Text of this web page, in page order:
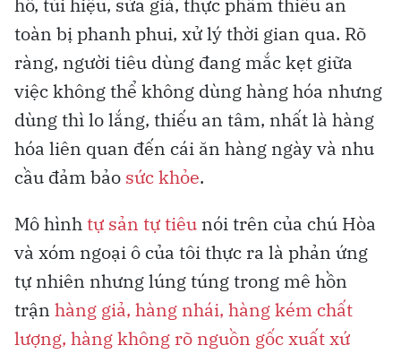
hồ, túi hiệu, sửa giả, thực phẩm thiếu an
toàn bị phanh phui, xử lý thời gian qua. Rõ
ràng, người tiêu dùng đang mắc kẹt giữa
việc không thể không dùng hàng hóa nhưng
dùng thì lo lắng, thiếu an tâm, nhất là hàng
hóa liên quan đến cái ăn hàng ngày và nhu
cầu đảm bảo sức khỏe.
Mô hìnhtự sản tự tiêu nói trên của chú Hòa
và xóm ngoại ô của tôi thực ra là phản ứng
tự nhiên nhưng lúng túng trong mê hồn
trận hàng giả, hàng nhái, hàng kém chất
lượng, hàng không rõ nguồn gốc xuất xứ